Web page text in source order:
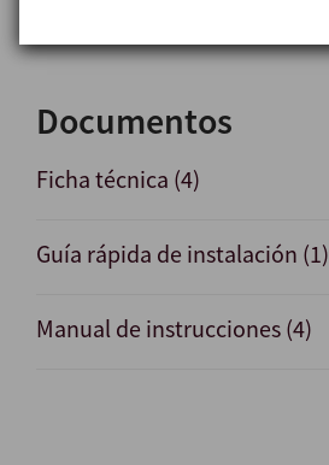
Documentos
Ficha técnica (4)
Guía rápida de instalación (1)
Manual de instrucciones (4)